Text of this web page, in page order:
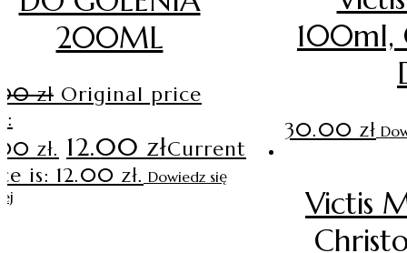
200ML
zł Original price
zł. 12.00 złCurrent
is: 12.00 zł. Dowiedz się
100ml,
30.00 zł
Victis